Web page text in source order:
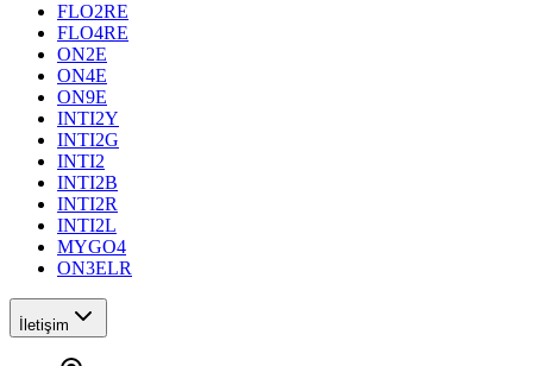
FLO2RE
FLO4RE
ON2E
ON4E
ON9E
INTI2Y
INTI2G
INTI2
INTI2B
INTI2R
INTI2L
MYGO4
ON3ELR
İletişim